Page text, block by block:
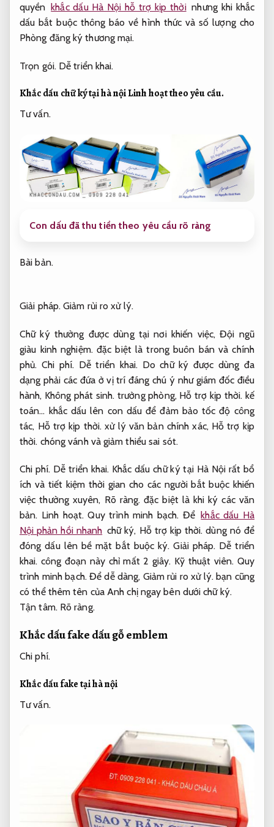
quyền khắc dấu Hà Nội hỗ trợ kịp thời nhưng khi khắc
dấu bắt buộc thông báo về hình thức và số lượng cho
Phòng đăng ký thương mại.
Trọn gói. Dễ triển khai.
Khắc dấu chữ ký tại hà nộiLinh hoạt theo yêu cầu.
Tư vấn.
Con dấu đã thu tiền theo yêu cầu rõ ràng
Bài bản.
Giải pháp. Giảm rủi ro xử lý.
Chữ ký thường được dùng tại nơi khiến việc,Đội ngũ
giàu kinh nghiệm. đặc biệt là trong buôn bán và chính
phủ. Chi phí. Dễ triển khai. Do chữ ký được dùng đa
dạng phải các đứa ở vị trí đáng chú ý như giám đốc điều
hành, Không phát sinh. trưởng phòng, Hỗ trợ kịp thời. kế
toán… khắc dấu lên con dấu để đảm bảo tốc độ công
tác, Hỗ trợ kịp thời. xử lý văn bản chính xác, Hỗ trợ kịp
thời. chóng vánh và giảm thiểu sai sót.
Chi phí. Dễ triển khai. Khắc dấu chữ ký tại Hà Nội rất bổ
ích và tiết kiệm thời gian cho các người bắt buộc khiến
việc thường xuyên, Rõ ràng. đặc biệt là khi ký các văn
bản. Linh hoạt. Quy trình minh bạch. Để khắc dấu Hà
Nội phản hồi nhanh chữ ký, Hỗ trợ kịp thời. dùng nó để
đóng dấu lên bề mặt bắt buộc ký.Giải pháp. Dễ triển
khai. công đoạn này chỉ mất 2 giây. Kỹ thuật viên. Quy
trình minh bạch.Để dễ dàng, Giảm rủi ro xử lý.bạn cũng
có thể thêm tên của Anh chị ngay bên dưới chữ ký.
Tận tâm. Rõ ràng.
Khắc dấu fake dấu gỗ emblem
Chi phí.
Khắc dấu fake tại hà nội
Tư vấn.